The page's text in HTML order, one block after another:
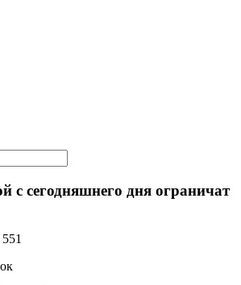
с сегодняшнего дня ограничат
551